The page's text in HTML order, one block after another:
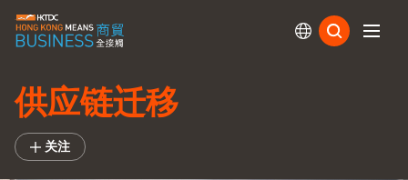
供应链迁移
关注